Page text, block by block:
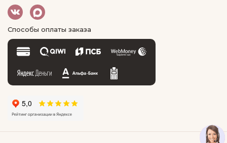
Способы оплаты заказа